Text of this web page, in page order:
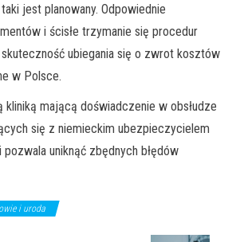
jest planowany. Odpowiednie
i ścisłe trzymanie się procedur
ubiegania się o zwrot kosztów
w Polsce.
kliniką mającą doświadczenie w obsłudze
się z niemieckim ubezpieczycielem
pozwala uniknąć zbędnych błędów
i uroda